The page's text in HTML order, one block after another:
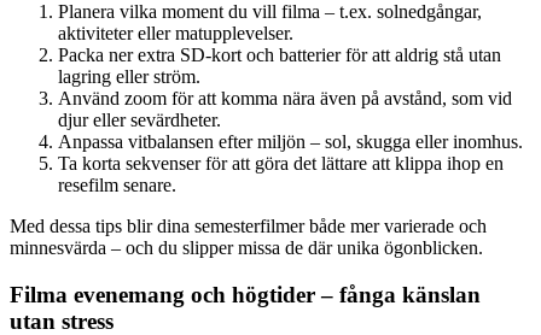
Planera vilka moment du vill filma – t.ex. solnedgångar,
aktiviteter eller matupplevelser.
Packa ner extra SD-kort och batterier för att aldrig stå utan
lagring eller ström.
Använd zoom för att komma nära även på avstånd, som vid
djur eller sevärdheter.
Anpassa vitbalansen efter miljön – sol, skugga eller inomhus.
Ta korta sekvenser för att göra det lättare att klippa ihop en
resefilm senare.
Med dessa tips blir dina semesterfilmer både mer varierade och
minnesvärda – och du slipper missa de där unika ögonblicken.
Filma evenemang och högtider – fånga känslan
utan stress